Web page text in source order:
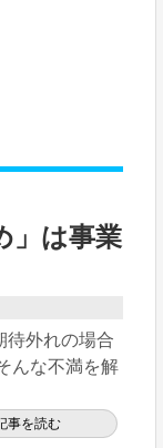
」は事業
待外れの場合
んな不満を解
事を読む